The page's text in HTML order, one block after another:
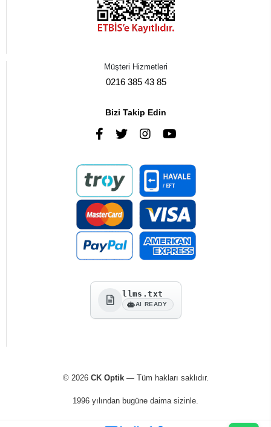
Müşteri Hizmetleri
0216 385 43 85
Bizi Takip Edin
llms.txt
AI READY
© 2026 CK Optik— Tüm hakları saklıdır.
1996 yılından bugüne daima sizinle.